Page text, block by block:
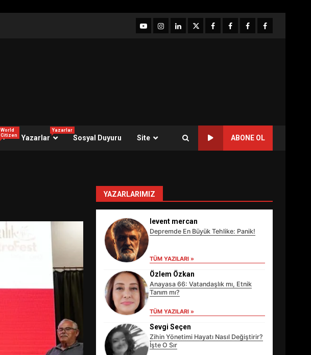
YouTubeInstagram
LinkedIntwitterfacebook-Facebook-
Facebook-Facebook-
World
Citizen
Yazarlar
Yazarlar
Sosyal Duyuru Site ABONE OL
YAZARLARIMIZ
levent mercan
Depremde En Büyük Tehlike: Panik!
TÜM YAZILARI »
Özlem Özkan
Anayasa 66: Vatandaşlık mı, Etnik
Tanım mı?
TÜM YAZILARI »
Sevgi Seçen
Zihin Yönetimi Hayatı Nasıl Değiştirir?
İşte O Sır